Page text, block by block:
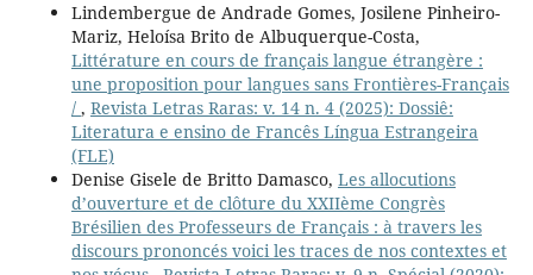
Lindembergue de Andrade Gomes, Josilene Pinheiro-
Mariz, Heloísa Brito de Albuquerque-Costa,
Littérature en cours de français langue étrangère :
une proposition pour langues sans Frontières-Français
/ , Revista Letras Raras: v. 14 n. 4 (2025): Dossiê:
Literatura e ensino de Francês Língua Estrangeira
(FLE)
Denise Gisele de Britto Damasco, Les allocutions
d’ouverture et de clôture du XXIIème Congrès
Brésilien des Professeurs de Français : à travers les
discours prononcés voici les traces de nos contextes et